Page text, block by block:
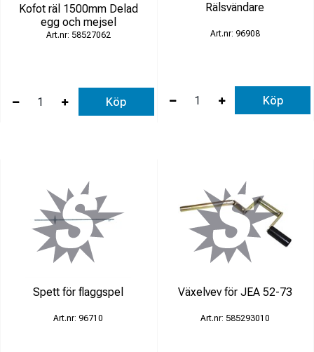
Kofot räl 1500mm Delad
egg och mejsel
58527062
Köp
Rälsvändare
96908
Köp
Spett för flaggspel
96710
Växelvev för JEA 52-73
585293010